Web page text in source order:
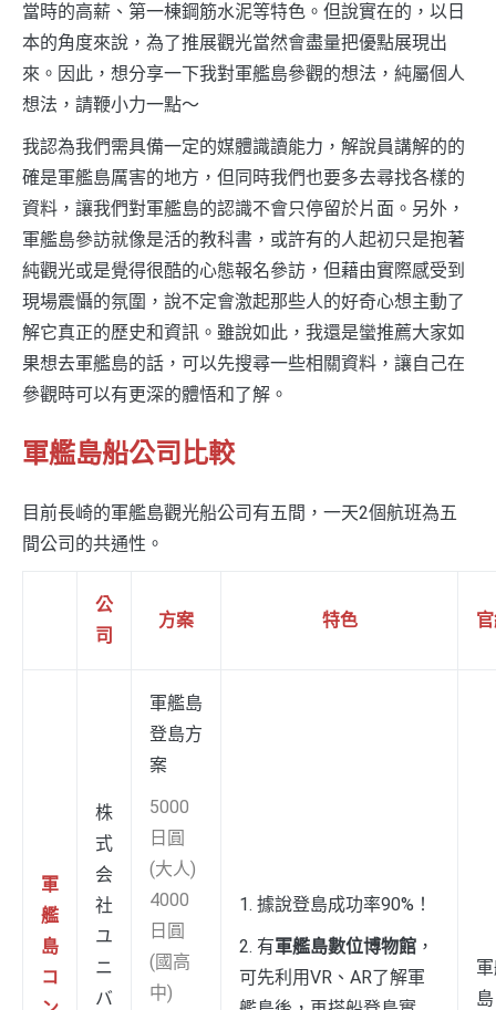
當時的高薪、第一棟鋼筋水泥等特色。但說實在的，以日
本的角度來說，為了推展觀光當然會盡量把優點展現出
來。因此，想分享一下我對軍艦島參觀的想法，純屬個人
想法，請鞭小力一點～
我認為我們需具備一定的媒體識讀能力，解說員講解的的
確是軍艦島厲害的地方，但同時我們也要多去尋找各樣的
資料，讓我們對軍艦島的認識不會只停留於片面。另外，
軍艦島參訪就像是活的教科書，或許有的人起初只是抱著
純觀光或是覺得很酷的心態報名參訪，但藉由實際感受到
現場震懾的氛圍，說不定會激起那些人的好奇心想主動了
解它真正的歷史和資訊。雖說如此，我還是蠻推薦大家如
果想去軍艦島的話，可以先搜尋一些相關資料，讓自己在
參觀時可以有更深的體悟和了解。
軍艦島船公司比較
目前長崎的軍艦島觀光船公司有五間，一天2個航班為五
間公司的共通性。
公
司
方案 特色
軍
艦
島
コ
株
式
会
社
ユ
ニ
バ
軍艦島
登島方
案
5000
日圓
(大人)
4000
日圓
(國高
中)
1. 據說登島成功率90%！
2. 有軍艦島數位博物館 ，
可先利用VR、AR了解軍